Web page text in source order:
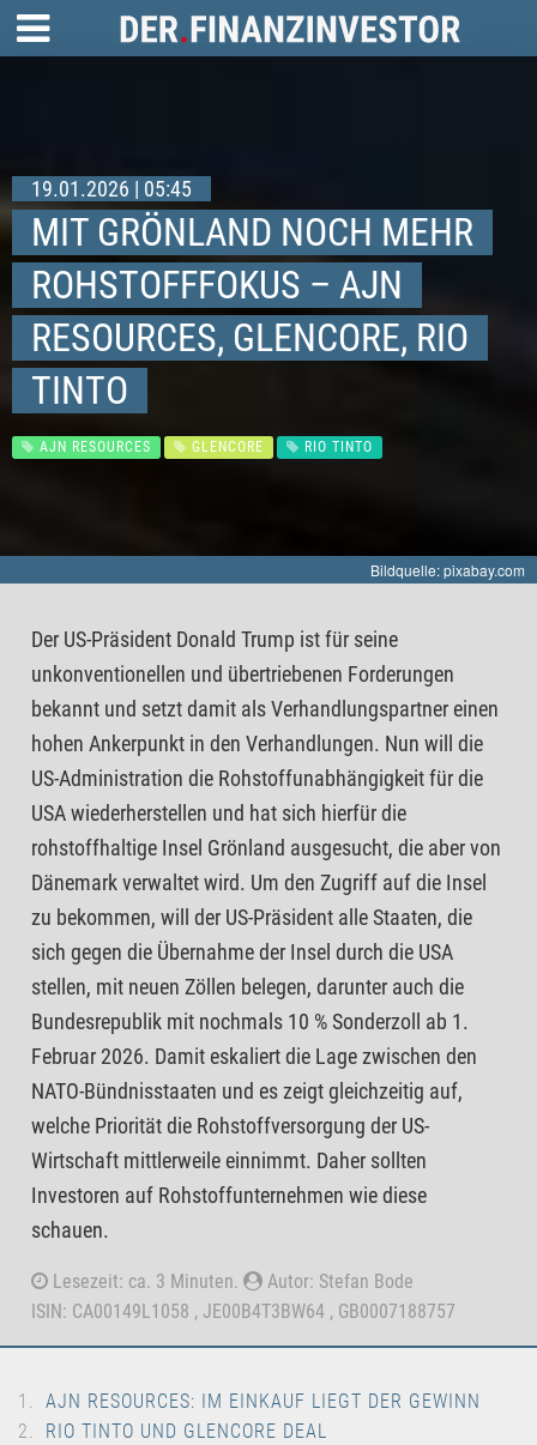
19.01.2026 | 05:45
MIT GRÖNLAND NOCH MEHR
ROHSTOFFFOKUS – AJN
RESOURCES, GLENCORE, RIO
TINTO
AJN RESOURCES GLENCORE RIO TINTO
Bildquelle: pixabay.com
Der US-Präsident Donald Trump ist für seine
unkonventionellen und übertriebenen Forderungen
bekannt und setzt damit als Verhandlungspartner einen
hohen Ankerpunkt in den Verhandlungen. Nun will die
US-Administration die Rohstoffunabhängigkeit für die
USA wiederherstellen und hat sich hierfür die
rohstoffhaltige Insel Grönland ausgesucht, die aber von
Dänemark verwaltet wird. Um den Zugriff auf die Insel
zu bekommen, will der US-Präsident alle Staaten, die
sich gegen die Übernahme der Insel durch die USA
stellen, mit neuen Zöllen belegen, darunter auch die
Bundesrepublik mit nochmals 10 % Sonderzoll ab 1.
Februar 2026. Damit eskaliert die Lage zwischen den
NATO-Bündnisstaaten und es zeigt gleichzeitig auf,
welche Priorität die Rohstoffversorgung der US-
Wirtschaft mittlerweile einnimmt. Daher sollten
Investoren auf Rohstoffunternehmen wie diese
schauen.
Lesezeit: ca. 3 Minuten.
Autor: Stefan Bode
ISIN: CA00149L1058 , JE00B4T3BW64 , GB0007188757
AJN RESOURCES: IM EINKAUF LIEGT DER GEWINN
RIO TINTO UND GLENCORE DEAL